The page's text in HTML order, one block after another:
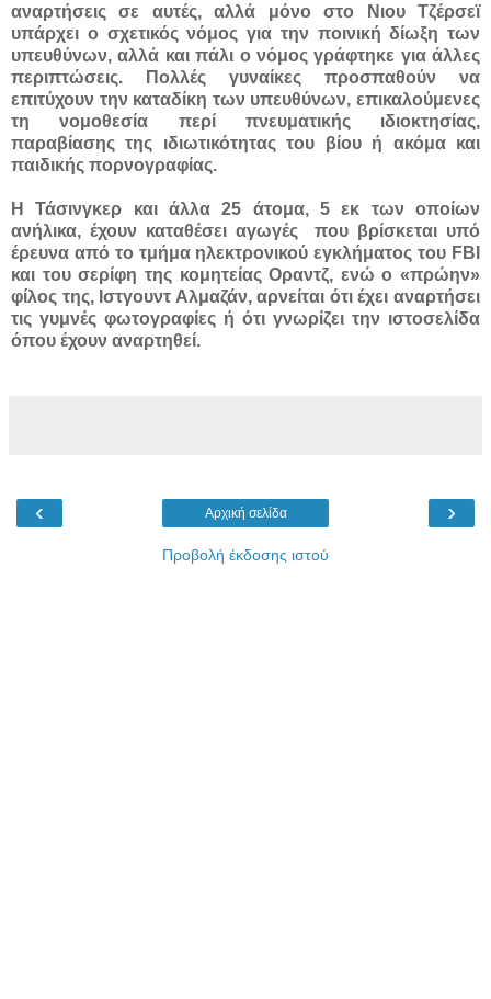
αναρτήσεις σε αυτές, αλλά μόνο στο Νιου Τζέρσεϊ
υπάρχει ο σχετικός νόμος για την ποινική δίωξη των
υπευθύνων, αλλά και πάλι ο νόμος γράφτηκε για άλλες
περιπτώσεις. Πολλές γυναίκες προσπαθούν να
επιτύχουν την καταδίκη των υπευθύνων, επικαλούμενες
τη νομοθεσία περί πνευματικής ιδιοκτησίας,
παραβίασης της ιδιωτικότητας του βίου ή ακόμα και
παιδικής πορνογραφίας.
Η Τάσινγκερ και άλλα 25 άτομα, 5 εκ των οποίων
ανήλικα, έχουν καταθέσει αγωγές που βρίσκεται υπό
έρευνα από το τμήμα ηλεκτρονικού εγκλήματος του FBI
και του σερίφη της κομητείας Οραντζ, ενώ ο «πρώην»
φίλος της, Ιστγουντ Αλμαζάν, αρνείται ότι έχει αναρτήσει
τις γυμνές φωτογραφίες ή ότι γνωρίζει την ιστοσελίδα
όπου έχουν αναρτηθεί.
‹ ›
Αρχική σελίδα
Προβολή έκδοσης ιστού